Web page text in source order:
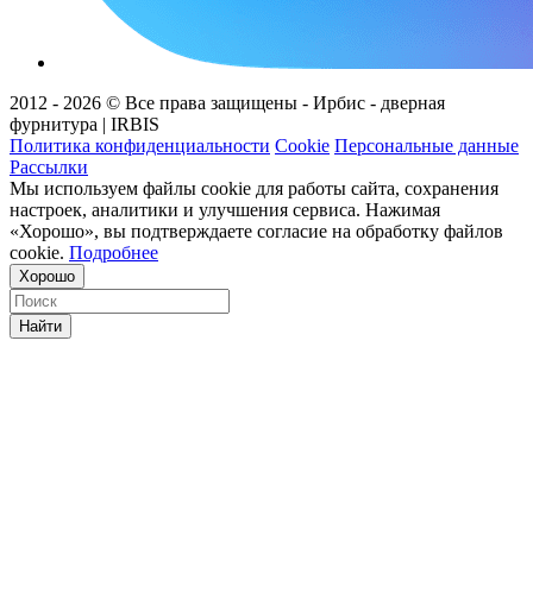
2012 - 2026 © Все права защищены - Ирбис - дверная
фурнитура | IRBIS
Политика конфиденциальности Cookie Персональные данные
Рассылки
Мы используем файлы cookie для работы сайта, сохранения
настроек, аналитики и улучшения сервиса. Нажимая
«Хорошо», вы подтверждаете согласие на обработку файлов
cookie. Подробнее
Хорошо
Найти